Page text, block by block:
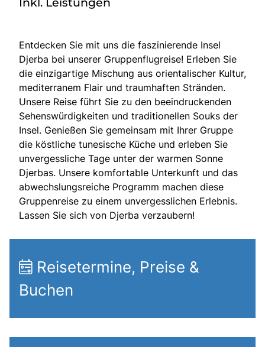
Entdecken Sie mit uns die faszinierende Insel
Djerba bei unserer Gruppenflugreise! Erleben Sie
die einzigartige Mischung aus orientalischer Kultur,
mediterranem Flair und traumhaften Stränden.
Unsere Reise führt Sie zu den beeindruckenden
Sehenswürdigkeiten und traditionellen Souks der
Insel. Genießen Sie gemeinsam mit Ihrer Gruppe
die köstliche tunesische Küche und erleben Sie
unvergessliche Tage unter der warmen Sonne
Djerbas. Unsere komfortable Unterkunft und das
abwechslungsreiche Programm machen diese
Gruppenreise zu einem unvergesslichen Erlebnis.
Lassen Sie sich von Djerba verzaubern!
Reisetermine, Preise &
Buchen